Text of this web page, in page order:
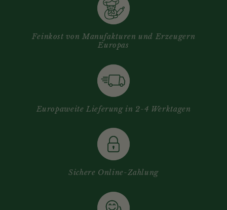
Feinkost von Manufakturen und Erzeugern
Europas
Europaweite Lieferung in 2-4 Werktagen
Sichere Online-Zahlung